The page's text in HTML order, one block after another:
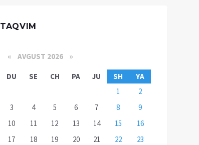
TAQVIM
« AVGUST 2026 »
DU SE CH PA JU SH
YA
1
2
3
4 5 6 7 8
9
10
11 12 13 14 15
16
17
18 19 20 21 22
23